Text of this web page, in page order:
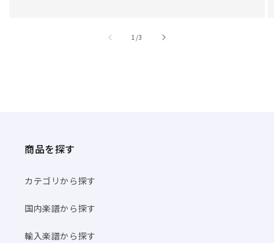
1 //3
商品を探す
カテゴリから探す
国内楽譜から探す
輸入楽譜から探す